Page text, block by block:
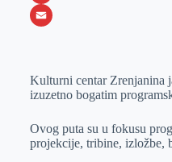
o
e
e
k
I
b
h
s
p
p
X
a
l
Kulturni centar Zrenjanina
izuzetno bogatim
Ovog puta su u fokusu
projekcije, tribine, izložbe,